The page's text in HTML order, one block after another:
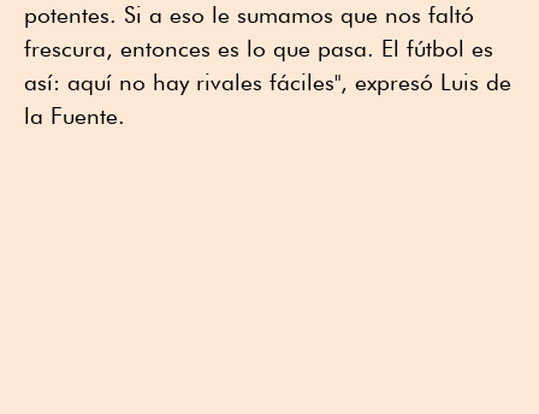
potentes. Si a eso le sumamos que nos faltó
frescura, entonces es lo que pasa. El fútbol es
así: aquí no hay rivales fáciles", expresó Luis de
la Fuente.